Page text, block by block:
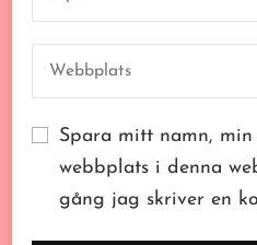
Spara mitt namn, min
webbplats i denna
gång jag skriver en